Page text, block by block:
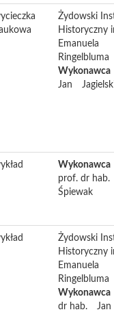
Żydowski
Historyczny
Emanuela
Ringelbluma
Wykonawca
Jan
Wykonawca
prof. dr hab.
Śpiewak
Żydowski
Historyczny
Emanuela
Ringelbluma
Wykonawca
dr hab.
Jan